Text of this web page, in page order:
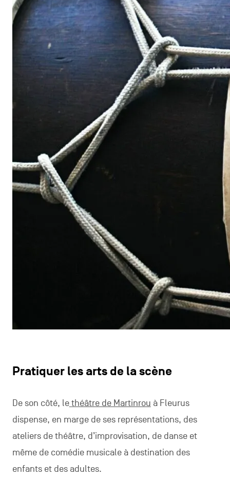
Pratiquer les arts de la scène
De son côté, le théâtre de Martinrou à Fleurus
dispense, en marge de ses représentations, des
ateliers de théâtre, d’improvisation, de danse et
même de comédie musicale à destination des
enfants et des adultes.